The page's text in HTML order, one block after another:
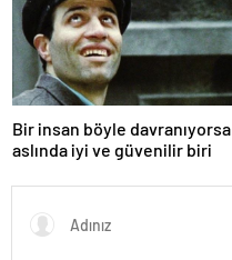
Bir insan böyle davranıyorsa
aslında iyi ve güvenilir biri